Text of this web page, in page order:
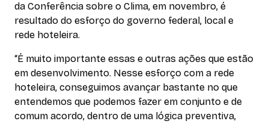
da Conferência sobre o Clima, em novembro, é
resultado do esforço do governo federal, local e
rede hoteleira.
“É muito importante essas e outras ações que estão
em desenvolvimento. Nesse esforço com a rede
hoteleira, conseguimos avançar bastante no que
entendemos que podemos fazer em conjunto e de
comum acordo, dentro de uma lógica preventiva,